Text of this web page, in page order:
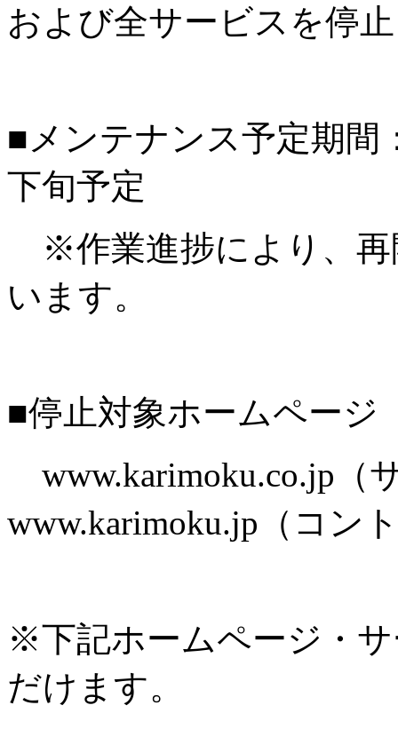
および全サービスを停
■メンテナンス予定期間
下旬予定
※作業進捗により、再
います。
■停止対象ホームページ
www.karimoku.co.jp（
www.karimoku.jp（コン
※下記ホームページ・
だけます。